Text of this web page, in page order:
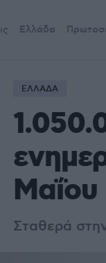
Ελλάδα
ΕΛΛΑΔΑ
Σταθερά